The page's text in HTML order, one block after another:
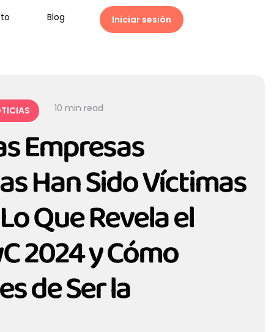
Blog Iniciar sesión
10 min read
Empresas
Han Sido Víctimas
Que Revela el
2024 y Cómo
de Ser la